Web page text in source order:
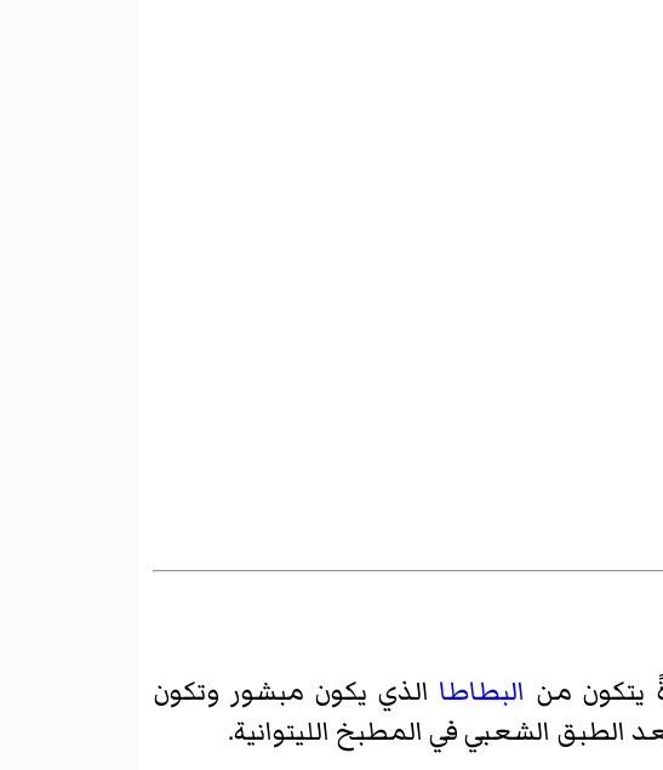
يتكون من البطاطا الذي يكون مبشور وتكون
الطبق الشعبي في المطبخ الليتوانية.